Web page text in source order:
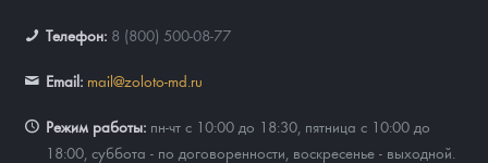
Телефон: 8 (800) 500-08-77
Email: mail@zoloto-md.ru
Режим работы: пн-чт с 10:00 до 18:30, пятница с 10:00 до
18:00, суббота - по договоренности, воскресенье - выходной.